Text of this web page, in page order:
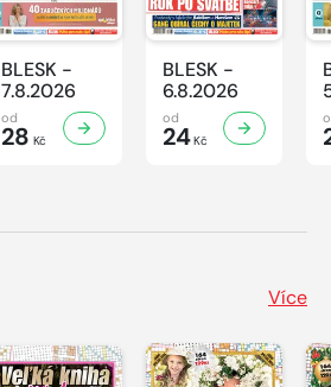
BLESK -
7.8.2026
od
28 Kč
BLESK -
6.8.2026
od
24Kč
Více